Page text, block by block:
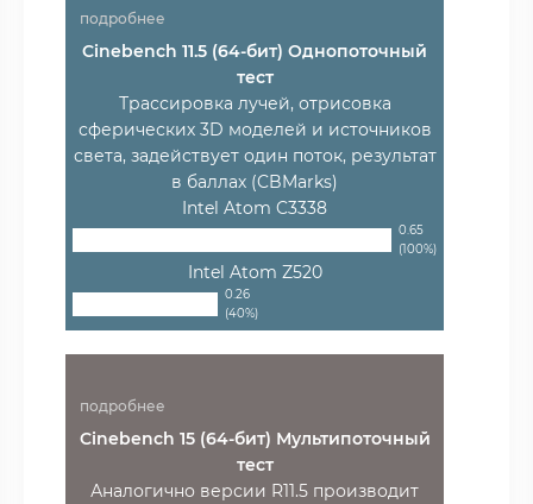
подробнее
Cinebench 11.5 (64-бит) Однопоточный
тест
Трассировка лучей, отрисовка
сферических 3D моделей и источников
света, задействует один поток, результат
в баллах (CBMarks)
Intel Atom C3338
0.65
(100%)
Intel Atom Z520
0.26
(40%)
подробнее
Cinebench 15 (64-бит) Мультипоточный
тест
Аналогично версии R11.5 производит